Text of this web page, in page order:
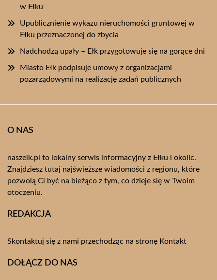
w Ełku
Upublicznienie wykazu nieruchomości gruntowej w
Ełku przeznaczonej do zbycia
Nadchodzą upały – Ełk przygotowuje się na gorące dni
Miasto Ełk podpisuje umowy z organizacjami
pozarządowymi na realizację zadań publicznych
O NAS
naszelk.pl to lokalny serwis informacyjny z Ełku i okolic.
Znajdziesz tutaj najświeższe wiadomości z regionu, które
pozwolą Ci być na bieżąco z tym, co dzieje się w Twoim
otoczeniu.
REDAKCJA
Skontaktuj się z nami przechodząc na stronę Kontakt
DOŁĄCZ DO NAS